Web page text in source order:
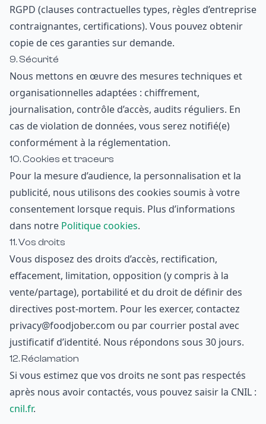
RGPD (clauses contractuelles types, règles d’entreprise
contraignantes, certifications). Vous pouvez obtenir
copie de ces garanties sur demande.
9. Sécurité
Nous mettons en œuvre des mesures techniques et
organisationnelles adaptées : chiffrement,
journalisation, contrôle d’accès, audits réguliers. En
cas de violation de données, vous serez notifié(e)
conformément à la réglementation.
10. Cookies et traceurs
Pour la mesure d’audience, la personnalisation et la
publicité, nous utilisons des cookies soumis à votre
consentement lorsque requis. Plus d’informations
dans notre Politique cookies.
11. Vos droits
Vous disposez des droits d’accès, rectification,
effacement, limitation, opposition (y compris à la
vente/partage), portabilité et du droit de définir des
directives post-mortem. Pour les exercer, contactez
privacy@foodjober.com ou par courrier postal avec
justificatif d’identité. Nous répondons sous 30 jours.
12. Réclamation
Si vous estimez que vos droits ne sont pas respectés
après nous avoir contactés, vous pouvez saisir la CNIL :
cnil.fr.